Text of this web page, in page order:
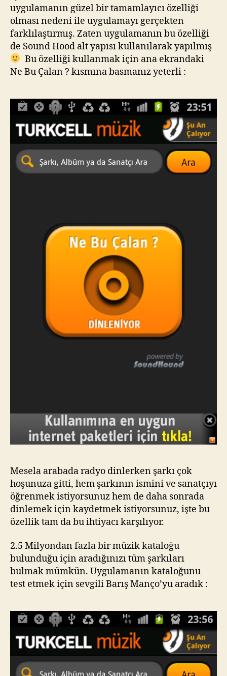
uygulamanın güzel bir tamamlayıcı özelliği
olması nedeni ile uygulamayı gerçekten
farklılaştırmış. Zaten uygulamanın bu özelliği
de Sound Hood alt yapısı kullanılarak yapılmış
Bu özelliği kullanmak için ana ekrandaki
Ne Bu Çalan ? kısmına basmanız yeterli :
Mesela arabada radyo dinlerken şarkı çok
hoşunuza gitti, hem şarkının ismini ve sanatçıyı
öğrenmek istiyorsunuz hem de daha sonrada
dinlemek için kaydetmek istiyorsunuz, işte bu
özellik tam da bu ihtiyacı karşılıyor.
2.5 Milyondan fazla bir müzik kataloğu
bulunduğu için aradığınızı tüm şarkıları
bulmak mümkün. Uygulamanın kataloğunu
test etmek için sevgili Barış Manço’yu aradık :